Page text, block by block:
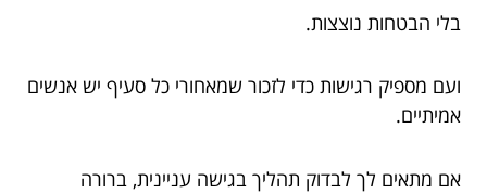
בלי הבטחות נוצצות.
ועם מספיק רגישות כדי לזכור שמאחורי כל סעיף יש אנשים
אמיתיים.
אם מתאים לך לבדוק תהליך בגישה עניינית, ברורה